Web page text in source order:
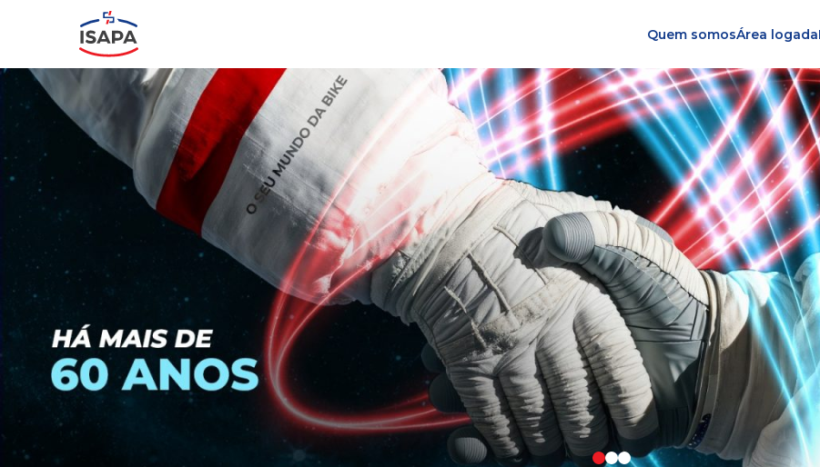
Quem somosÁrea logada